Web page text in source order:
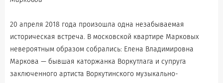
20 апреля 2018 года произошла одна незабываемая
историческая встреча. В московской квартире Марковых
невероятным образом собрались: Елена Владимировна
Маркова — бывшая каторжанка Воркутлага и супруга
заключенного артиста Воркутинского музыкально-